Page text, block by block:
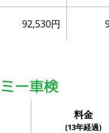
92,530円
料金
(13年経過)